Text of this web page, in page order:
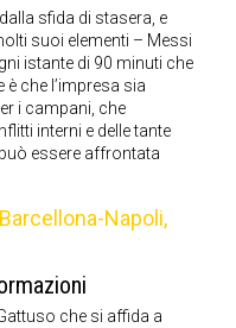
sfida di stasera, e
suoi elementi – Messi
istante di 90 minuti che
che l’impresa sia
i campani, che
interni e delle tante
essere affrontata
Barcellona-Napoli,
che si affida a